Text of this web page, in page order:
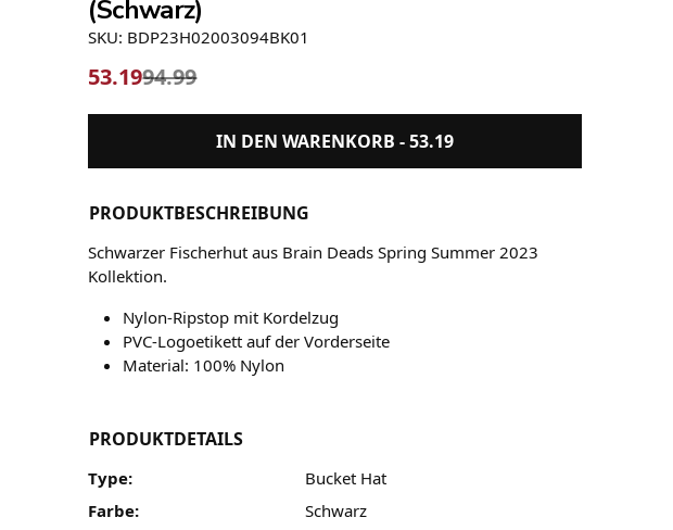
(Schwarz)
SKU: BDP23H02003094BK01
53.1994.99
IN DEN WARENKORB -53.19
PRODUKTBESCHREIBUNG
Schwarzer Fischerhut aus Brain Deads Spring Summer 2023
Kollektion.
Nylon-Ripstop mit Kordelzug
PVC-Logoetikett auf der Vorderseite
Material: 100% Nylon
PRODUKTDETAILS
Type:
Bucket Hat
Farbe:
Schwarz